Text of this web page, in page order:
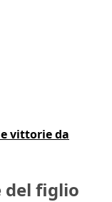
vittorie da
del figlio